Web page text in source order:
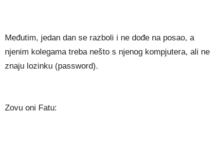
Međutim, jedan dan se razboli i ne dođe na posao, a
njenim kolegama treba nešto s njenog kompjutera, ali ne
znaju lozinku (password).
Zovu oni Fatu: